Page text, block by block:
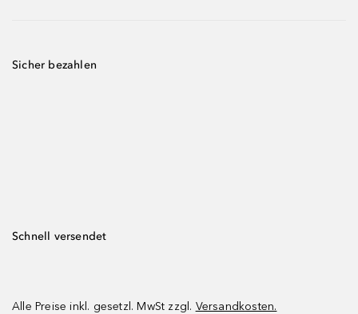
Sicher bezahlen
Schnell versendet
Alle Preise inkl. gesetzl. MwSt zzgl. Versandkosten.